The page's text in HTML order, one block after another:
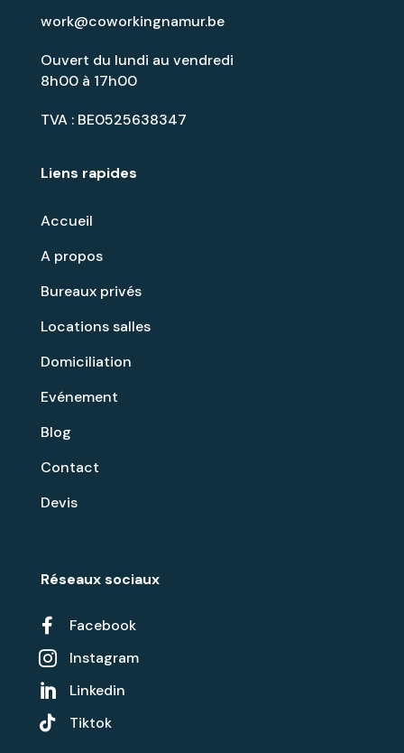
Réseaux sociaux
 Facebook
 Instagram

Linkedin

Tiktok
Liens rapides
Accueil
A propos
Bureaux privés
Locations salles
Domiciliation
Evénement
Blog
Contact
Devis
work@coworkingnamur.be
Ouvert du lundi au vendredi
8h00 à 17h00
TVA : BE0525638347